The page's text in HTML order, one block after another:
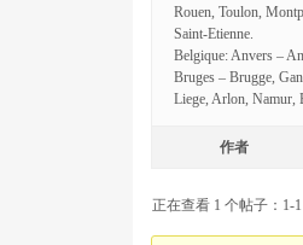
Rouen, Toulon,
Saint-Etienne.
Belgique: Anvers –
Bruges – Brugge,
Liege, Arlon, Namur,
作者
正在查看 1 个帖子：1-